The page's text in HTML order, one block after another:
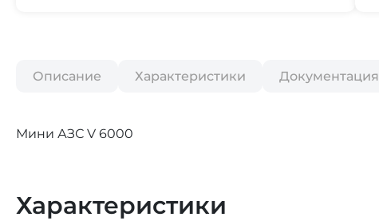
Описание Характеристики Документация
Мини АЗС V 6000
Характеристики